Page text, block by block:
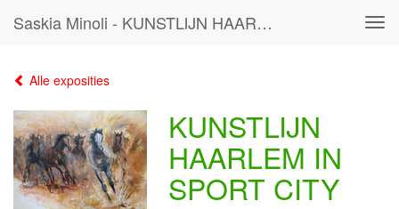
Saskia Minoli - KUNSTLIJN HAARLEM IN SPORT CITY
Alle exposities
KUNSTLIJN
HAARLEM IN
SPORT CITY